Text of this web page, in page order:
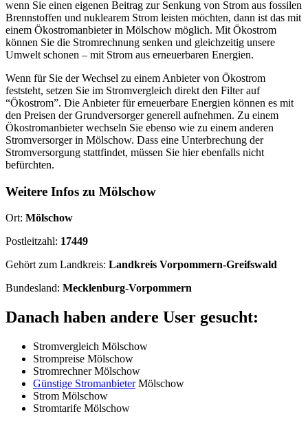
wenn Sie einen eigenen Beitrag zur Senkung von Strom aus fossilen
Brennstoffen und nuklearem Strom leisten möchten, dann ist das mit
einem Ökostromanbieter in Mölschow möglich. Mit Ökostrom
können Sie die Stromrechnung senken und gleichzeitig unsere
Umwelt schonen – mit Strom aus erneuerbaren Energien.
Wenn für Sie der Wechsel zu einem Anbieter von Ökostrom
feststeht, setzen Sie im Stromvergleich direkt den Filter auf
“Ökostrom”. Die Anbieter für erneuerbare Energien können es mit
den Preisen der Grundversorger generell aufnehmen. Zu einem
Ökostromanbieter wechseln Sie ebenso wie zu einem anderen
Stromversorger in Mölschow. Dass eine Unterbrechung der
Stromversorgung stattfindet, müssen Sie hier ebenfalls nicht
befürchten.
Weitere Infos zu Mölschow
Ort: Mölschow
Postleitzahl: 17449
Gehört zum Landkreis: Landkreis Vorpommern-Greifswald
Bundesland: Mecklenburg-Vorpommern
Danach haben andere User gesucht:
Stromvergleich Mölschow
Strompreise Mölschow
Stromrechner Mölschow
Günstige StromanbieterMölschow
Strom Mölschow
Stromtarife Mölschow